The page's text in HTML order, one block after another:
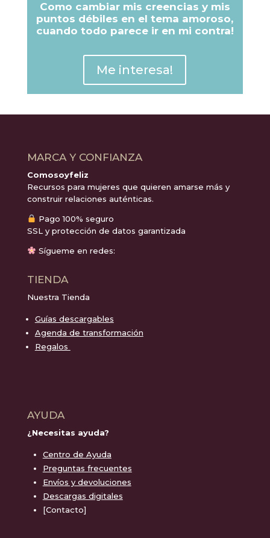
Como cambiar mis creencias y mis
puntos débiles en el tema amoroso,
cuando todo parece ir en mi contra!
Me interesa!
MARCA Y CONFIANZA
Comosoyfeliz
Recursos para mujeres que quieren amarse más y
construir relaciones auténticas.
Pago 100% seguro
SSL y protección de datos garantizada
Sígueme en redes:
TIENDA
Nuestra Tienda
Guías descargables
Agenda de transformación
Regalos
AYUDA
¿Necesitas ayuda?
Centro de Ayuda
Preguntas frecuentes
Envíos y devoluciones
Descargas digitales
[Contacto]